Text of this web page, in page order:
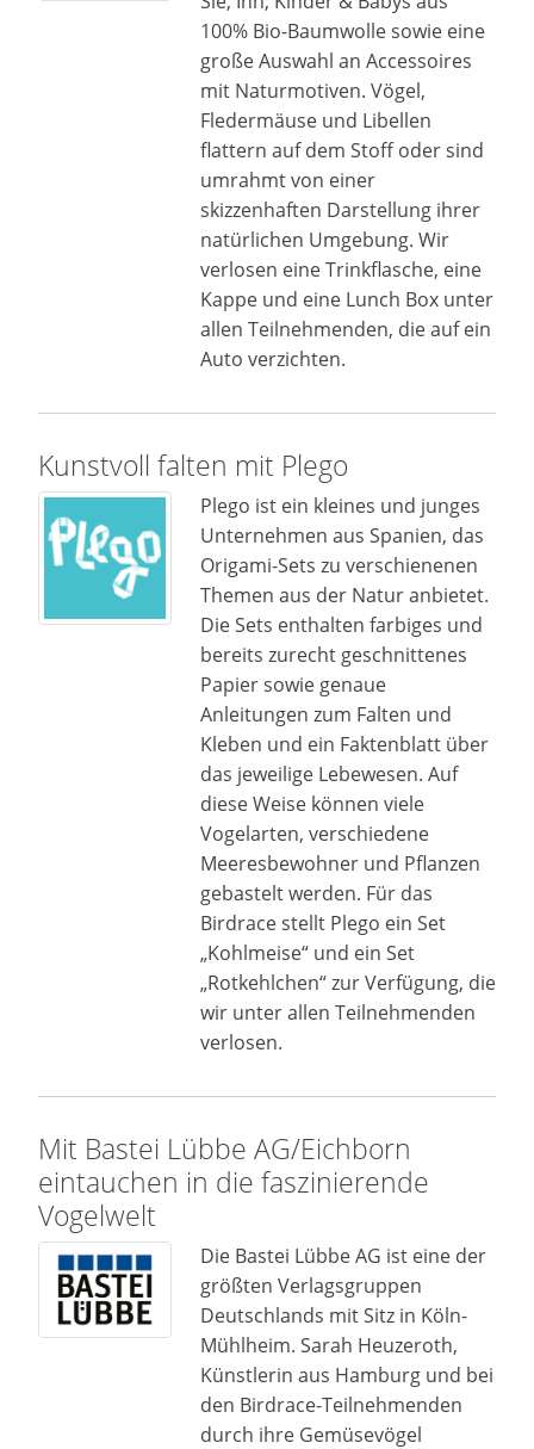
100% Bio-Baumwolle sowie eine
große Auswahl an Accessoires
mit Naturmotiven. Vögel,
Fledermäuse und Libellen
flattern auf dem Stoff oder sind
umrahmt von einer
skizzenhaften Darstellung ihrer
natürlichen Umgebung. Wir
verlosen eine Trinkflasche, eine
Kappe und eine Lunch Box unter
allen Teilnehmenden, die auf ein
Auto verzichten.
Kunstvoll falten mit Plego
Plego ist ein kleines und junges
Unternehmen aus Spanien, das
Origami-Sets zu verschienenen
Themen aus der Natur anbietet.
Die Sets enthalten farbiges und
bereits zurecht geschnittenes
Papier sowie genaue
Anleitungen zum Falten und
Kleben und ein Faktenblatt über
das jeweilige Lebewesen. Auf
diese Weise können viele
Vogelarten, verschiedene
Meeresbewohner und Pflanzen
gebastelt werden. Für das
Birdrace stellt Plego ein Set
„Kohlmeise“ und ein Set
„Rotkehlchen“ zur Verfügung, die
wir unter allen Teilnehmenden
verlosen.
Mit Bastei Lübbe AG/Eichborn
eintauchen in die faszinierende
Vogelwelt
Die Bastei Lübbe AG ist eine der
größten Verlagsgruppen
Deutschlands mit Sitz in Köln-
Mühlheim. Sarah Heuzeroth,
Künstlerin aus Hamburg und bei
den Birdrace-Teilnehmenden
durch ihre Gemüsevögel